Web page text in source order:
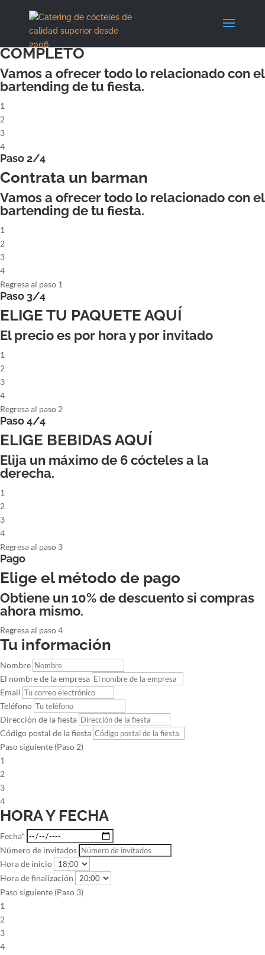
Paso 1/4
ALQUILA UN COCKTAILBAR
COMPLETO
Vamos a ofrecer todo lo relacionado con el
bartending de tu fiesta.
1
2
3
4
Paso 2/4
Contrata un barman
Vamos a ofrecer todo lo relacionado con el
bartending de tu fiesta.
1
2
3
4
Regresa al paso 1
Paso 3/4
ELIGE TU PAQUETE AQUÍ
El precio es por hora y por invitado
1
2
3
4
Regresa al paso 2
Paso 4/4
ELIGE BEBIDAS AQUÍ
Elija un máximo de 6cócteles a la
derecha.
1
2
3
4
Regresa al paso 3
Pago
Elige el método de pago
Obtiene un 10% de descuento si compras
ahora mismo.
Regresa al paso 4
Tu información
Nombre
El nombre de la empresa
Email
Teléfono
Dirección de la fiesta
Código postal de la fiesta
Paso siguiente (Paso 2)
1
2
3
4
HORA Y FECHA
Fecha*
Número de invitados
Hora de inicio
Hora de finalización
Paso siguiente (Paso 3)
1
2
3
4